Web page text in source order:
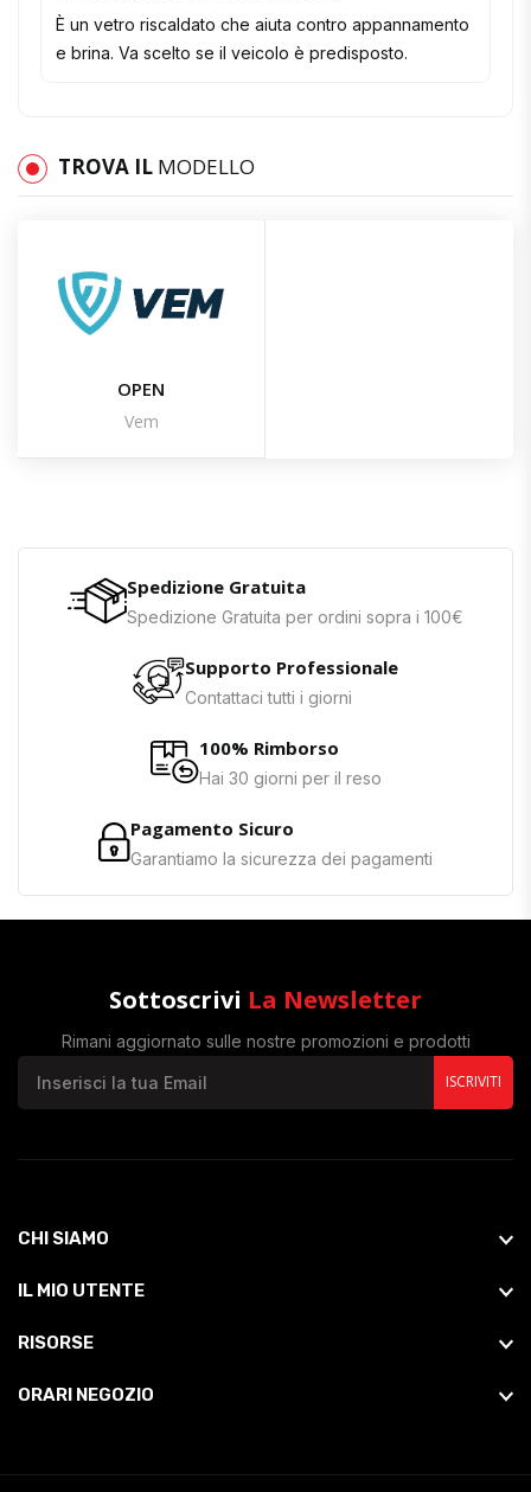
È un vetro riscaldato che aiuta contro appannamento
e brina. Va scelto se il veicolo è predisposto.
TROVA IL MODELLO
OPEN
Vem
Spedizione Gratuita
Spedizione Gratuita per ordini sopra i 100€
Supporto Professionale
Contattaci tutti i giorni
100% Rimborso
Hai 30 giorni per il reso
Pagamento Sicuro
Garantiamo la sicurezza dei pagamenti
Sottoscrivi La Newsletter
Rimani aggiornato sulle nostre promozioni e prodotti
ISCRIVITI
CHI SIAMO
IL MIO UTENTE
RISORSE
ORARI NEGOZIO